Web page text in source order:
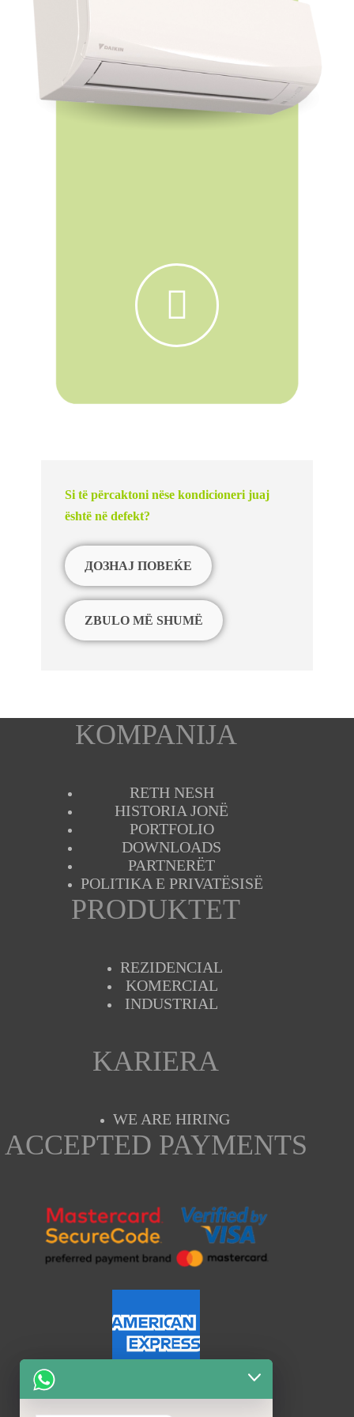
Si të përcaktoni nëse kondicioneri juaj
është në defekt?
ДОЗНАЈ ПОВЕЌЕ
ZBULO MË SHUMË
KOMPANIJA
RETH NESH
HISTORIA JONË
PORTFOLIO
DOWNLOADS
PARTNERËT
POLITIKA E PRIVATËSISË
PRODUKTET
REZIDENCIAL
KOMERCIAL
INDUSTRIAL
KARIERA
WE ARE HIRING
ACCEPTED PAYMENTS